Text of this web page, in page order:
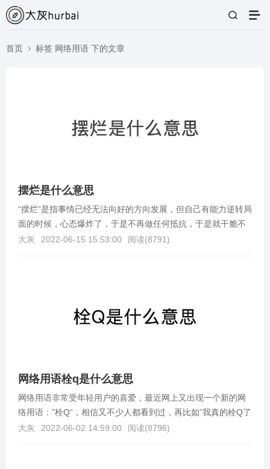
首页 标签 网络用语 下的文章
摆烂是什么意思
“摆烂”是指事情已经无法向好的方向发展，但自己有能力逆转局
面的时候，心态爆炸了，于是不再做任何抵抗，于是就干脆不
再采取措施加以控制而是任由其往坏的方向继续发展下...
大灰 2022-06-15 15:53:00 阅读(8791)
网络用语栓q是什么意思
网络用语非常受年轻用户的喜爱，最近网上又出现一个新的网
络用语：”栓Q“，相信又不少人都看到过，再比如”我真的栓Q了
“，那么栓q是什么意思呢？下面我们一起来了解下...
大灰 2022-06-02 14:59:00 阅读(8796)